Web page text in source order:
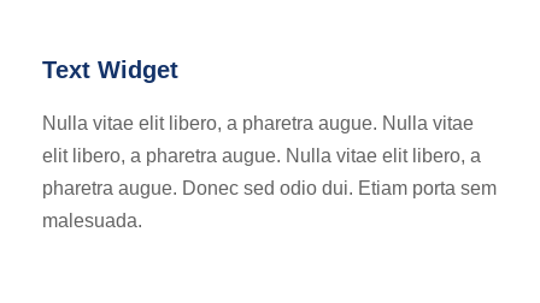
Text Widget
Nulla vitae elit libero, a pharetra augue. Nulla vitae
elit libero, a pharetra augue. Nulla vitae elit libero, a
pharetra augue. Donec sed odio dui. Etiam porta sem
malesuada.